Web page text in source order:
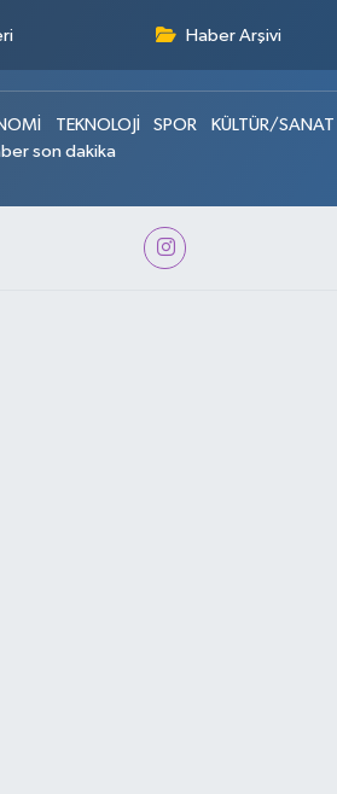
Haber Arşivi
TEKNOLOJİ SPOR
KÜLTÜR/SANAT
son dakika